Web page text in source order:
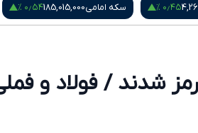
% سکه بهار آزادی181,870,000۰٫۱۲ %
شدند / فولاد و